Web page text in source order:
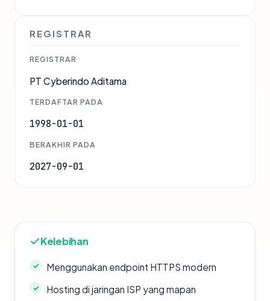
REGISTRAR
REGISTRAR
PT Cyberindo Aditama
TERDAFTAR PADA
1998-01-01
BERAKHIR PADA
2027-09-01
Kelebihan
Menggunakan endpoint HTTPS modern
Hosting di jaringan ISP yang mapan